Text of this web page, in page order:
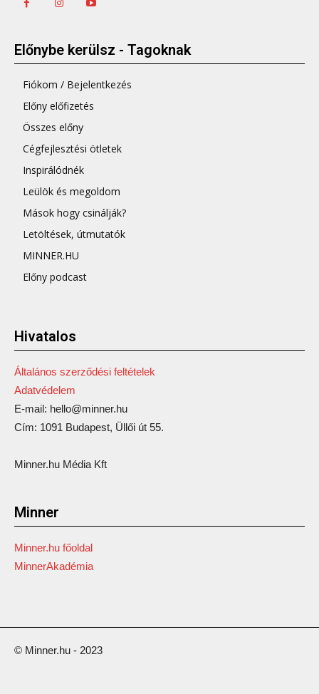
Előnybe kerülsz - Tagoknak
Fiókom / Bejelentkezés
Előny előfizetés
Összes előny
Cégfejlesztési ötletek
Inspirálódnék
Leülök és megoldom
Mások hogy csinálják?
Letöltések, útmutatók
MINNER.HU
Előny podcast
Hivatalos
Általános szerződési feltételek
Adatvédelem
E-mail: hello@minner.hu
Cím: 1091 Budapest, Üllői út 55.
Minner.hu Média Kft
Minner
Minner.hu főoldal
MinnerAkadémia
© Minner.hu - 2023